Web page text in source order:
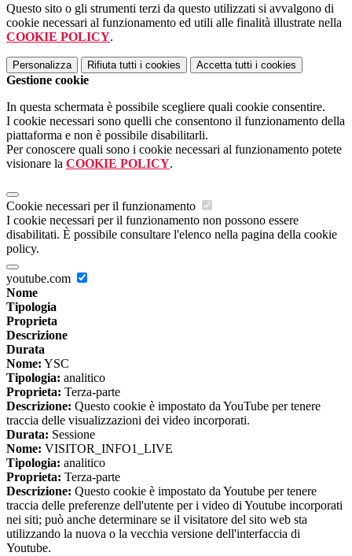
Questo sito o gli strumenti terzi da questo utilizzati si avvalgono di
cookie necessari al funzionamento ed utili alle finalità illustrate nella
COOKIE POLICY.
Personalizza Rifiuta tutti i cookies Accetta tutti i cookies
Gestione cookie
In questa schermata è possibile scegliere quali cookie consentire.
I cookie necessari sono quelli che consentono il funzionamento della
piattaforma e non è possibile disabilitarli.
Per conoscere quali sono i cookie necessari al funzionamento potete
visionare la COOKIE POLICY.
Cookie necessari per il funzionamento
I cookie necessari per il funzionamento non possono essere
disabilitati. È possibile consultare l'elenco nella pagina della cookie
policy.
youtube.com
Nome
Tipologia
Proprieta
Descrizione
Durata
Nome: YSC
Tipologia: analitico
Proprieta: Terza-parte
Descrizione: Questo cookie è impostato da YouTube per tenere
traccia delle visualizzazioni dei video incorporati.
Durata: Sessione
Nome: VISITOR_INFO1_LIVE
Tipologia: analitico
Proprieta: Terza-parte
Descrizione: Questo cookie è impostato da Youtube per tenere
traccia delle preferenze dell'utente per i video di Youtube incorporati
nei siti; può anche determinare se il visitatore del sito web sta
utilizzando la nuova o la vecchia versione dell'interfaccia di
Youtube.